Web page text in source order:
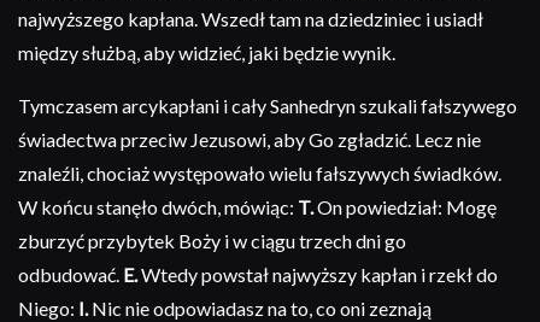
najwyższego kapłana. Wszedł tam na dziedziniec i usiadł
między służbą, aby widzieć, jaki będzie wynik.
Tymczasem arcykapłani i cały Sanhedryn szukali fałszywego
świadectwa przeciw Jezusowi, aby Go zgładzić. Lecz nie
znaleźli, chociaż występowało wielu fałszywych świadków.
W końcu stanęło dwóch, mówiąc: T.On powiedział: Mogę
zburzyć przybytek Boży i w ciągu trzech dni go
odbudować. E.Wtedy powstał najwyższy kapłan i rzekł do
Niego: I.Nic nie odpowiadasz na to, co oni zeznają